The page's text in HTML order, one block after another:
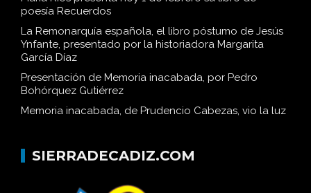
poesía Recuerdos
La Remonarquía española, el libro póstumo de Jesús
Ynfante, presentado por la historiadora Margarita
García Díaz
Presentación de Memoria inacabada, por Pedro
Bohórquez Gutiérrez
Memoria inacabada, de Prudencio Cabezas, vio la luz
SIERRADECADIZ.COM